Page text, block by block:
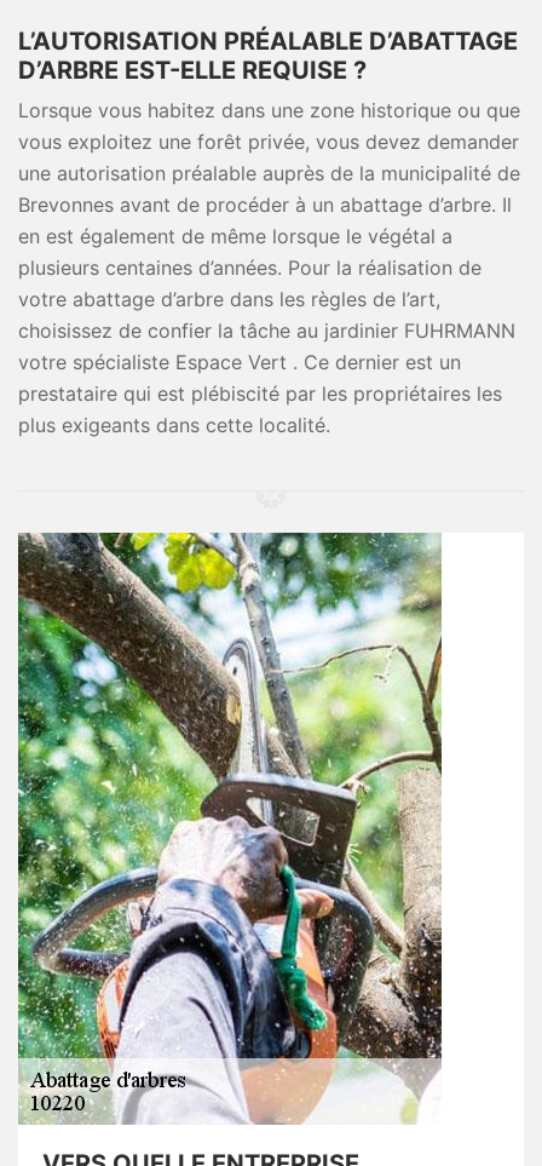
L’AUTORISATION PRÉALABLE D’ABATTAGE
D’ARBRE EST-ELLE REQUISE ?
Lorsque vous habitez dans une zone historique ou que
vous exploitez une forêt privée, vous devez demander
une autorisation préalable auprès de la municipalité de
Brevonnes avant de procéder à un abattage d’arbre. Il
en est également de même lorsque le végétal a
plusieurs centaines d’années. Pour la réalisation de
votre abattage d’arbre dans les règles de l’art,
choisissez de confier la tâche au jardinier FUHRMANN
votre spécialiste Espace Vert . Ce dernier est un
prestataire qui est plébiscité par les propriétaires les
plus exigeants dans cette localité.